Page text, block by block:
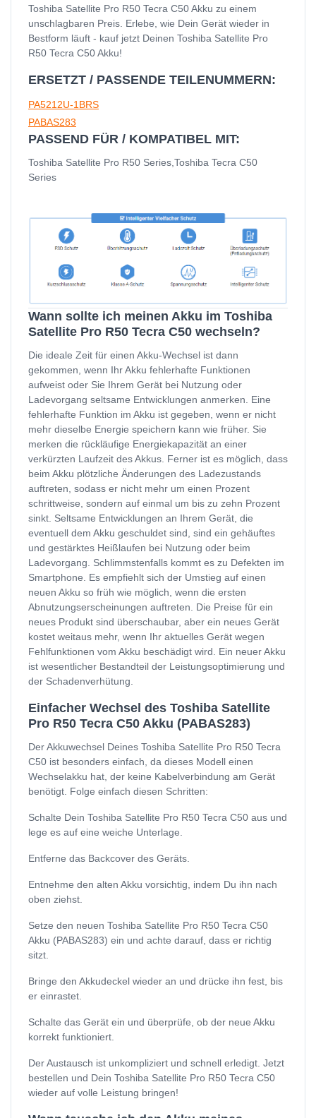
Toshiba Satellite Pro R50 Tecra C50 Akku zu einem
unschlagbaren Preis. Erlebe, wie Dein Gerät wieder in
Bestform läuft - kauf jetzt Deinen Toshiba Satellite Pro
R50 Tecra C50 Akku!
ERSETZT / PASSENDE TEILENUMMERN:
PA5212U-1BRS
PABAS283
PASSEND FÜR / KOMPATIBEL MIT:
Toshiba Satellite Pro R50 Series,Toshiba Tecra C50
Series
Wann sollte ich meinen Akku im Toshiba
Satellite Pro R50 Tecra C50 wechseln?
Die ideale Zeit für einen Akku-Wechsel ist dann
gekommen, wenn Ihr Akku fehlerhafte Funktionen
aufweist oder Sie Ihrem Gerät bei Nutzung oder
Ladevorgang seltsame Entwicklungen anmerken. Eine
fehlerhafte Funktion im Akku ist gegeben, wenn er nicht
mehr dieselbe Energie speichern kann wie früher. Sie
merken die rückläufige Energiekapazität an einer
verkürzten Laufzeit des Akkus. Ferner ist es möglich, dass
beim Akku plötzliche Änderungen des Ladezustands
auftreten, sodass er nicht mehr um einen Prozent
schrittweise, sondern auf einmal um bis zu zehn Prozent
sinkt. Seltsame Entwicklungen an Ihrem Gerät, die
eventuell dem Akku geschuldet sind, sind ein gehäuftes
und gestärktes Heißlaufen bei Nutzung oder beim
Ladevorgang. Schlimmstenfalls kommt es zu Defekten im
Smartphone. Es empfiehlt sich der Umstieg auf einen
neuen Akku so früh wie möglich, wenn die ersten
Abnutzungserscheinungen auftreten. Die Preise für ein
neues Produkt sind überschaubar, aber ein neues Gerät
kostet weitaus mehr, wenn Ihr aktuelles Gerät wegen
Fehlfunktionen vom Akku beschädigt wird. Ein neuer Akku
ist wesentlicher Bestandteil der Leistungsoptimierung und
der Schadenverhütung.
Einfacher Wechsel des Toshiba Satellite
Pro R50 Tecra C50 Akku (PABAS283)
Der Akkuwechsel Deines Toshiba Satellite Pro R50 Tecra
C50 ist besonders einfach, da dieses Modell einen
Wechselakku hat, der keine Kabelverbindung am Gerät
benötigt. Folge einfach diesen Schritten:
Schalte Dein Toshiba Satellite Pro R50 Tecra C50 aus und
lege es auf eine weiche Unterlage.
Entferne das Backcover des Geräts.
Entnehme den alten Akku vorsichtig, indem Du ihn nach
oben ziehst.
Setze den neuen Toshiba Satellite Pro R50 Tecra C50
Akku (PABAS283) ein und achte darauf, dass er richtig
sitzt.
Bringe den Akkudeckel wieder an und drücke ihn fest, bis
er einrastet.
Schalte das Gerät ein und überprüfe, ob der neue Akku
korrekt funktioniert.
Der Austausch ist unkompliziert und schnell erledigt. Jetzt
bestellen und Dein Toshiba Satellite Pro R50 Tecra C50
wieder auf volle Leistung bringen!